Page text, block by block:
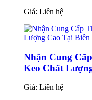
Giá: Liên hệ
Nhận Cung
Keo Chất
Giá: Liên hệ